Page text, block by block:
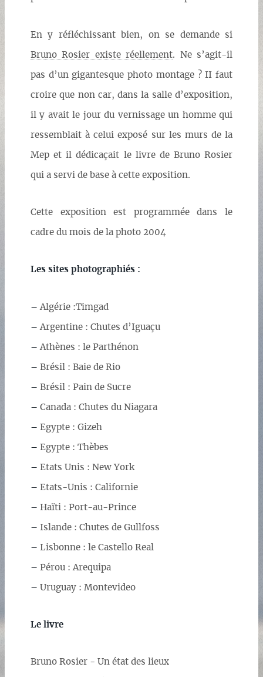
En y réfléchissant bien, on se demande si
Bruno Rosier existe réellement. Ne s’agit-il
pas d’un gigantesque photo montage ? II faut
croire que non car, dans la salle d’exposition,
il y avait le jour du vernissage un homme qui
ressemblait à celui exposé sur les murs de la
Mep et il dédicaçait le livre de Bruno Rosier
qui a servi de base à cette exposition.
Cette exposition est programmée dans le
cadre du mois de la photo 2004
Les sites photographiés :
– Algérie :Timgad
– Argentine : Chutes d’Iguaçu
– Athènes : le Parthénon
– Brésil : Baie de Rio
– Brésil : Pain de Sucre
– Canada : Chutes du Niagara
– Egypte : Gizeh
– Egypte : Thèbes
– Etats Unis : New York
– Etats-Unis : Californie
– Haïti : Port-au-Prince
– Islande : Chutes de Gullfoss
– Lisbonne : le Castello Real
– Pérou : Arequipa
– Uruguay : Montevideo
Le livre
Bruno Rosier - Un état des lieux